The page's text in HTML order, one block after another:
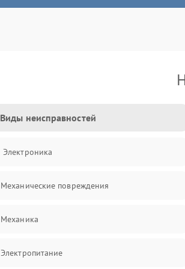
Виды неисправностей
Электроника
Механические повреждения
Механика
Электропитание